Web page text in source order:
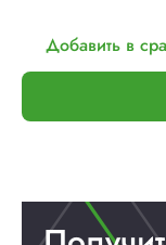
Добавить в